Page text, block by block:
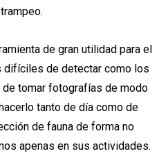
de gran utilidad para el
de detectar como los
tomar fotografías de modo
tanto de día como de
de fauna de forma no
apenas en sus actividades.